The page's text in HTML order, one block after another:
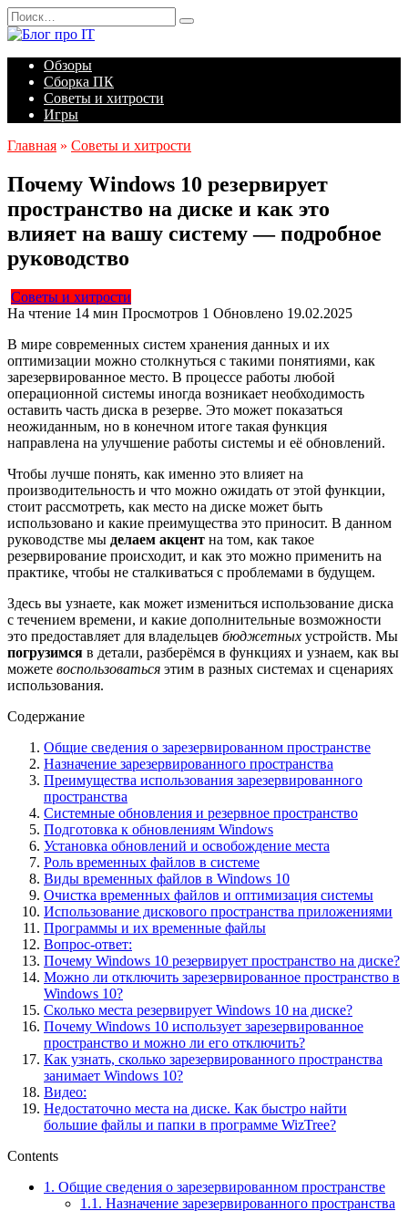
Перейти
к
содержанию
Search
for:
Обзоры
Сборка ПК
Советы и хитрости
Игры
Главная » Советы и хитрости
Почему Windows 10 резервирует
пространство на диске и как это
влияет на вашу систему — подробное
руководство
Советы и хитрости
На чтение 14 мин Просмотров 1 Обновлено 19.02.2025
В мире современных систем хранения данных и их
оптимизации можно столкнуться с такими понятиями, как
зарезервированное место. В процессе работы любой
операционной системы иногда возникает необходимость
оставить часть диска в резерве. Это может показаться
неожиданным, но в конечном итоге такая функция
направлена на улучшение работы системы и её обновлений.
Чтобы лучше понять, как именно это влияет на
производительность и что можно ожидать от этой функции,
стоит рассмотреть, как место на диске может быть
использовано и какие преимущества это приносит. В данном
руководстве мы делаем акцент на том, как такое
резервирование происходит, и как это можно применить на
практике, чтобы не сталкиваться с проблемами в будущем.
Здесь вы узнаете, как может измениться использование диска
с течением времени, и какие дополнительные возможности
это предоставляет для владельцев бюджетных устройств. Мы
погрузимся в детали, разберёмся в функциях и узнаем, как вы
можете воспользоваться этим в разных системах и сценариях
использования.
Содержание
Общие сведения о зарезервированном пространстве
Назначение зарезервированного пространства
Преимущества использования зарезервированного
пространства
Системные обновления и резервное пространство
Подготовка к обновлениям Windows
Установка обновлений и освобождение места
Роль временных файлов в системе
Виды временных файлов в Windows 10
Очистка временных файлов и оптимизация системы
Использование дискового пространства приложениями
Программы и их временные файлы
Вопрос-ответ:
Почему Windows 10 резервирует пространство на диске?
Можно ли отключить зарезервированное пространство в
Windows 10?
Сколько места резервирует Windows 10 на диске?
Почему Windows 10 использует зарезервированное
пространство и можно ли его отключить?
Как узнать, сколько зарезервированного пространства
занимает Windows 10?
Видео:
Недостаточно места на диске. Как быстро найти
большие файлы и папки в программе WizTree?
Contents
1. Общие сведения о зарезервированном пространстве
1.1. Назначение зарезервированного пространства